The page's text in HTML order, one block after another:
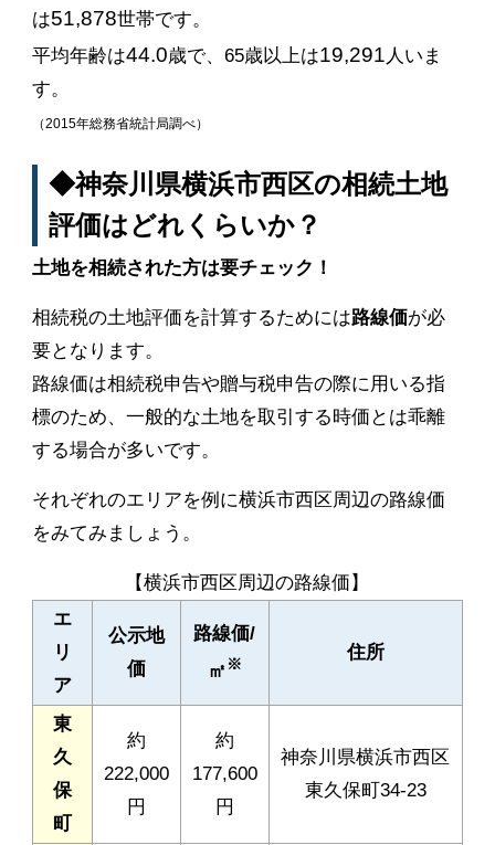
は51,878世帯です。
平均年齢は44.0歳で、65歳以上は19,291 人いま
す。
（2015年総務省統計局調べ）
◆神奈川県横浜市西区の相続土地
評価はどれくらいか？
土地を相続された方は要チェック！
相続税の土地評価を計算するためには路線価が必
要となります。
路線価は相続税申告や贈与税申告の際に用いる指
標のため、一般的な土地を取引する時価とは乖離
する場合が多いです。
それぞれのエリアを例に横浜市西区周辺の路線価
をみてみましょう。
【横浜市西区周辺の路線価】
エ
リ
ア
公示地
価
路線価/
㎡ ※
住所
東
久
保
町
約
222,000
円
約
177,600
円
神奈川県横浜市西区
東久保町34-23